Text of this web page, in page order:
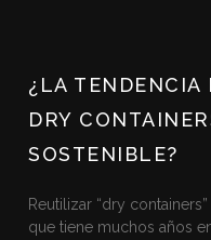
¿LA TENDENCIA
DRY
SOSTENIBLE?
Reutilizar “dry
que tiene muchos años